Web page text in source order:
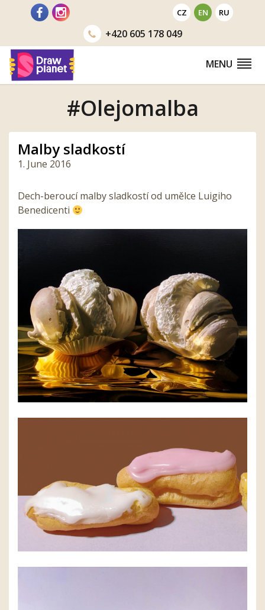
CZ EN RU
+420605 178 049
MENU
#Olejomalba
Malby sladkostí
1. June 2016
Dech-beroucí malby sladkostí od umělce Luigiho
Benedicenti